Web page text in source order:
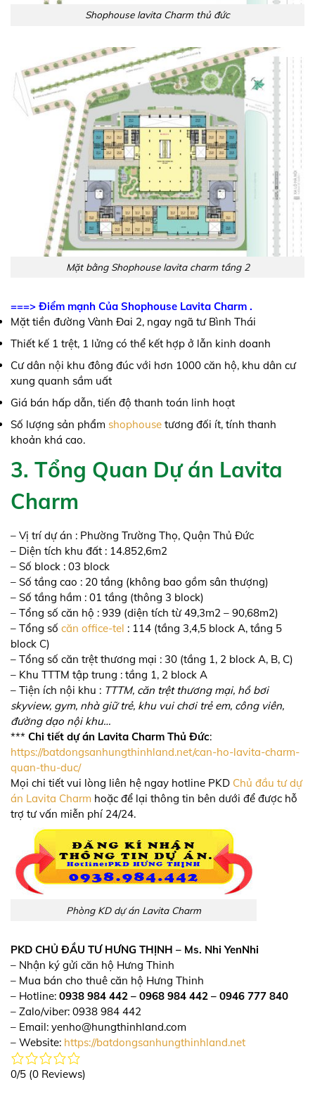
Shophouse lavita Charm thủ đức
Mặt bằng Shophouse lavita charm tầng 2
===> Điểm mạnh Của Shophouse Lavita Charm .
Mặt tiền đường Vành Đai 2, ngay ngã tư Bình Thái
Thiết kế 1 trệt, 1 lửng có thể kết hợp ở lẫn kinh doanh
Cư dân nội khu đông đúc với hơn 1000 căn hộ, khu dân cư
xung quanh sầm uất
Giá bán hấp dẫn, tiến độ thanh toán linh hoạt
Số lượng sản phẩm shophouse tương đối ít, tính thanh
khoản khá cao.
3. Tổng Quan Dự án Lavita
Charm
– Vị trí dự án : Phường Trường Thọ, Quận Thủ Đức
– Diện tích khu đất : 14.852,6m2
– Số block : 03 block
– Số tầng cao : 20 tầng (không bao gồm sân thượng)
– Số tầng hầm : 01 tầng (thông 3 block)
– Tổng số căn hộ : 939 (diện tích từ 49,3m2 – 90,68m2)
– Tổng số căn office-tel : 114 (tầng 3,4,5 block A, tầng 5
block C)
– Tổng số căn trệt thương mại : 30 (tầng 1, 2 block A, B, C)
– Khu TTTM tập trung : tầng 1, 2 block A
– Tiện ích nội khu : TTTM, căn trệt thương mại, hồ bơi
skyview, gym, nhà giữ trẻ, khu vui chơi trẻ em, công viên,
đường dạo nội khu…
*** Chi tiết dự án Lavita Charm Thủ Đức:
https://batdongsanhungthinhland.net/can-ho-lavita-charm-
quan-thu-duc/
Mọi chi tiết vui lòng liên hệ ngay hotline PKD Chủ đầu tư dự
án Lavita Charm hoặc để lại thông tin bên dưới để được hỗ
trợ tư vấn miễn phí 24/24.
Phòng KD dự án Lavita Charm
PKD CHỦ ĐẦU TƯ HƯNG THỊNH – Ms. Nhi YenNhi
– Nhận ký gửi căn hộ Hưng Thinh
– Mua bán cho thuê căn hộ Hưng Thinh
– Hotline: 0938 984 442 – 0968 984 442 – 0946 777 840
– Zalo/viber: 0938 984 442
– Email: yenho@hungthinhland.com
– Website: https://batdongsanhungthinhland.net
0/5 (0 Reviews)